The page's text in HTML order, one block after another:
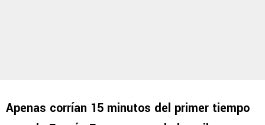
Apenas corrían 15 minutos del primer tiempo